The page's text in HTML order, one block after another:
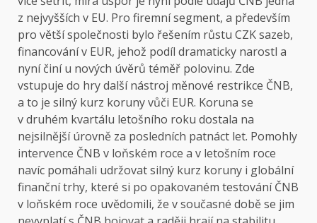
z nejvyšších v EU. Pro firemní segment, a především
pro větší společnosti bylo řešením růstu CZK sazeb,
financování v EUR, jehož podíl dramaticky narostl a
nyní činí u nových úvěrů téměř polovinu. Zde
vstupuje do hry další nástroj měnové restrikce ČNB,
a to je silný kurz koruny vůči EUR. Koruna se
v druhém kvartálu letošního roku dostala na
nejsilnější úrovně za posledních patnáct let. Pomohly
intervence ČNB v loňském roce a v letošním roce
navíc pomáhali udržovat silný kurz koruny i globální
finanční trhy, které si po opakovaném testování ČNB
v loňském roce uvědomili, že v současné době se jim